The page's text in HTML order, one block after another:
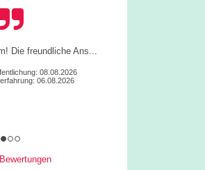
gut gelaufen.
06.08.2026
05.08.2026